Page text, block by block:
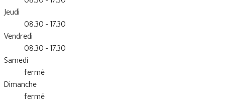
Jeudi
08.30 - 17.30
Vendredi
08.30 - 17.30
Samedi
fermé
Dimanche
fermé